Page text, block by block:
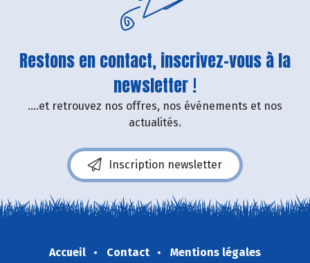
Restons en contact, inscrivez-vous à la
newsletter !
....et retrouvez nos offres, nos événements et nos
actualités.
Inscription newsletter
Accueil Contact
Mentions légales